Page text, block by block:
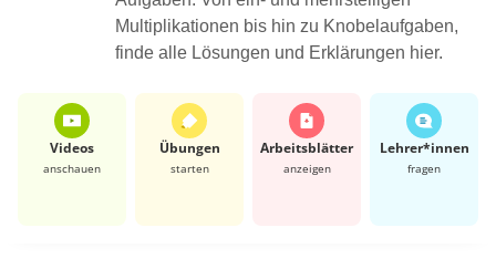
Multiplikationen bis hin zu Knobelaufgaben,
finde alle Lösungen und Erklärungen hier.
Videos
anschauen
Übungen
starten
Arbeits­blätter
anzeigen
Lehrer*​innen
fragen